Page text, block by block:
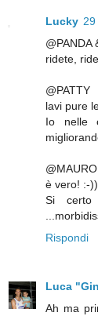
Lucky 29
@PANDA
ridete,
@PATTY
lavi pure
Io nelle
@MAURO
è vero! :-))
Si certo
Rispondi
Luca
Ah ma